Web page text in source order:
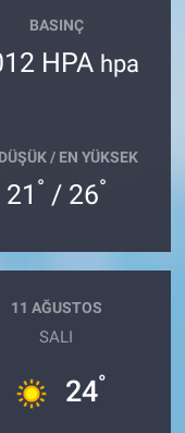
BASINÇ
HPA hpa
/ EN YÜKSEK
21 ° / 26°
11 AĞUSTOS
SALI
24°